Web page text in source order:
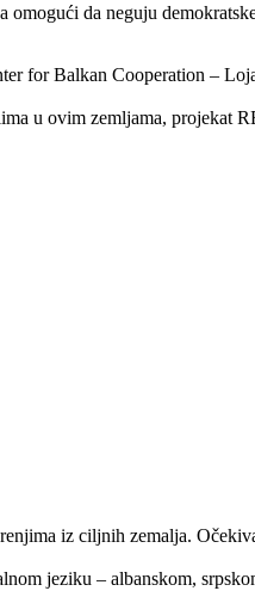
da neguju
for Balkan Cooperation –
u ovim zemljama, projekat
iz ciljnih zemalja.
jeziku – albanskom,